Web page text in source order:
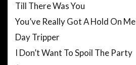
Till There Was You
You’ve Really Got A Hold On Me
Day Tripper
I Don’t Want To Spoil The Party